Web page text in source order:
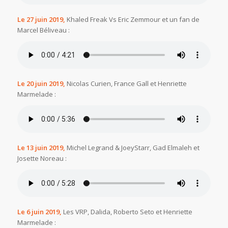
Le 27 juin 2019, Khaled Freak Vs Eric Zemmour et un fan de
Marcel Béliveau :
Le 20 juin 2019, Nicolas Curien, France Gall et Henriette
Marmelade :
Le 13 juin 2019, Michel Legrand & JoeyStarr, Gad Elmaleh et
Josette Noreau :
Le 6 juin 2019, Les VRP, Dalida, Roberto Seto et Henriette
Marmelade :